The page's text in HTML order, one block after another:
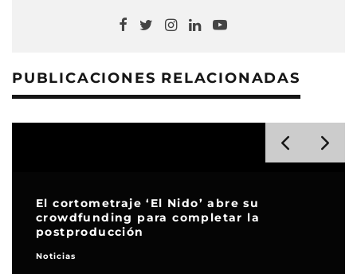
PUBLICACIONES RELACIONADAS
El cortometraje ‘El Nido’ abre su
crowdfunding para completar la
postproducción
Noticias